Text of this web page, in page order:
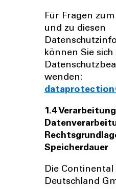
Für Fragen
und zu diesen
können Sie sich
wenden:
1.4
Speicherdauer
Die Continental
Deutschland